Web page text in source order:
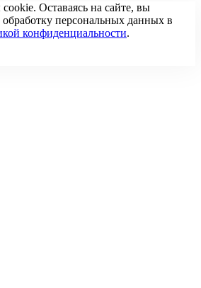
Оставаясь на сайте, вы
обработку персональных данных в
конфиденциальности.